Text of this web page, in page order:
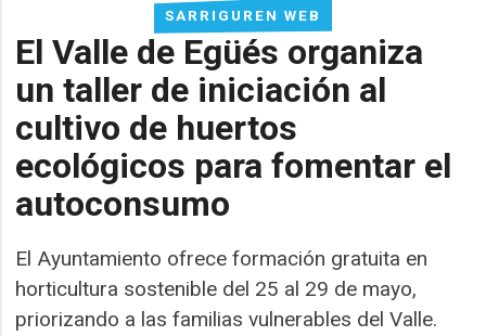
SARRIGUREN WEB
El Valle de Egüés organiza
un taller de iniciación al
cultivo de huertos
ecológicos para fomentar el
autoconsumo
El Ayuntamiento ofrece formación gratuita en
horticultura sostenible del 25 al 29 de mayo,
priorizando a las familias vulnerables del Valle.